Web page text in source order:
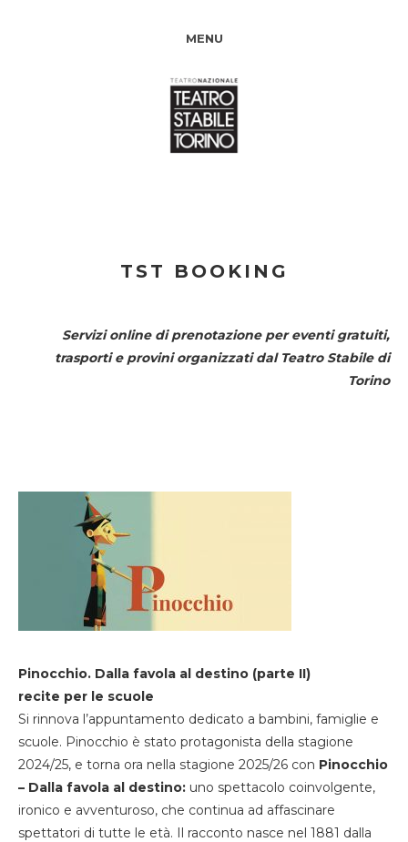
MENU
TST BOOKING
Servizi online di prenotazione per eventi gratuiti,
trasporti e provini organizzati dal Teatro Stabile di
Torino
Pinocchio. Dalla favola al destino (parte II)
recite per le scuole
Si rinnova l’appuntamento dedicato a bambini, famiglie e
scuole. Pinocchio è stato protagonista della stagione
2024/25, e torna ora nella stagione 2025/26 con Pinocchio
– Dalla favola al destino: uno spettacolo coinvolgente,
ironico e avventuroso, che continua ad affascinare
spettatori di tutte le età. Il racconto nasce nel 1881 dalla